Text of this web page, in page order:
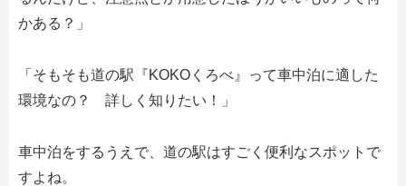
かある？」
「そもそも道の駅『KOKOくろべ』って車中泊に適した
環境なの？ 詳しく知りたい！」
車中泊をするうえで、道の駅はすごく便利なスポットで
すよね。